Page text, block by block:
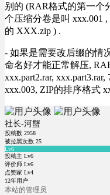
别的 (RAR格式的第一个
个压缩分卷是叫 xxx.001
的 XXX.zip ) .
- 如果是需要改后缀的情
命名好才能正常解压,
xxx.part2.rar,
xxx.003, ZIP的排序格式
社长-河蟹
投稿数 2958
被拉黑次数 25
Lv6
投稿主 Lv6
评价师 Lv6
点赞家 Lv4
12年用户
本站的管理员